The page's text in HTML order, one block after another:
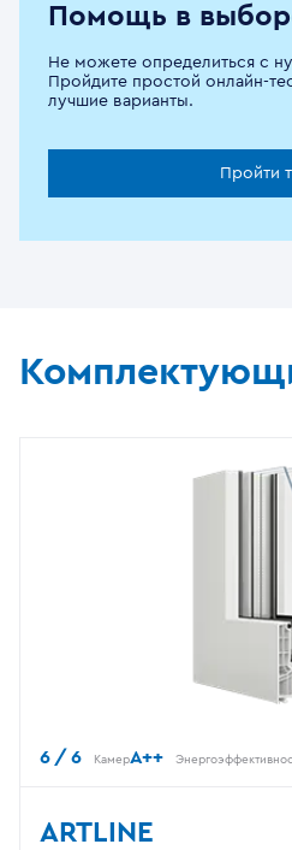
Помощь в
Не можете определиться с
Пройдите простой онлайн-
лучшие варианты.
Пройти
6 / 6 КамерA++
ARTLINE